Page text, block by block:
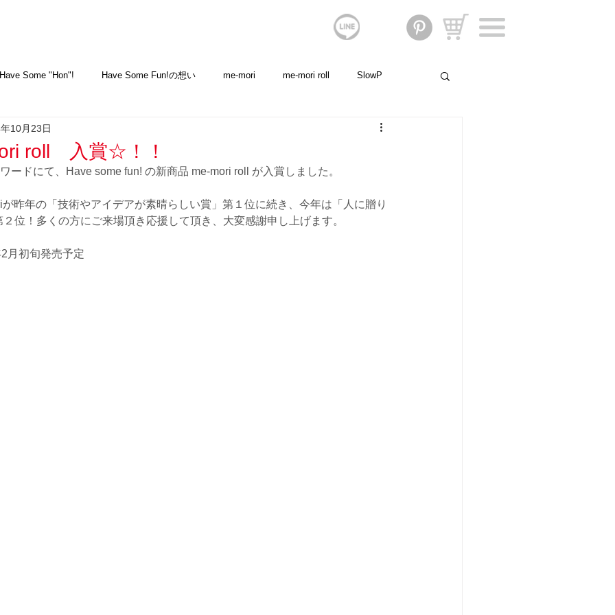
Have Some "Hon"! Have Some Fun!の想い me-mori me-mori roll SlowP
フト 親子のストーリー
roll 入賞☆！！
10月23日
ードにて、Have some fun! の新商品 me-mori roll が入賞しました。
昨年の「技術やアイデアが素晴らしい賞」第１位に続き、今年は「人に贈り
位！多くの方にご来場頂き応援して頂き、大変感謝申し上げます。
月初旬発売予定